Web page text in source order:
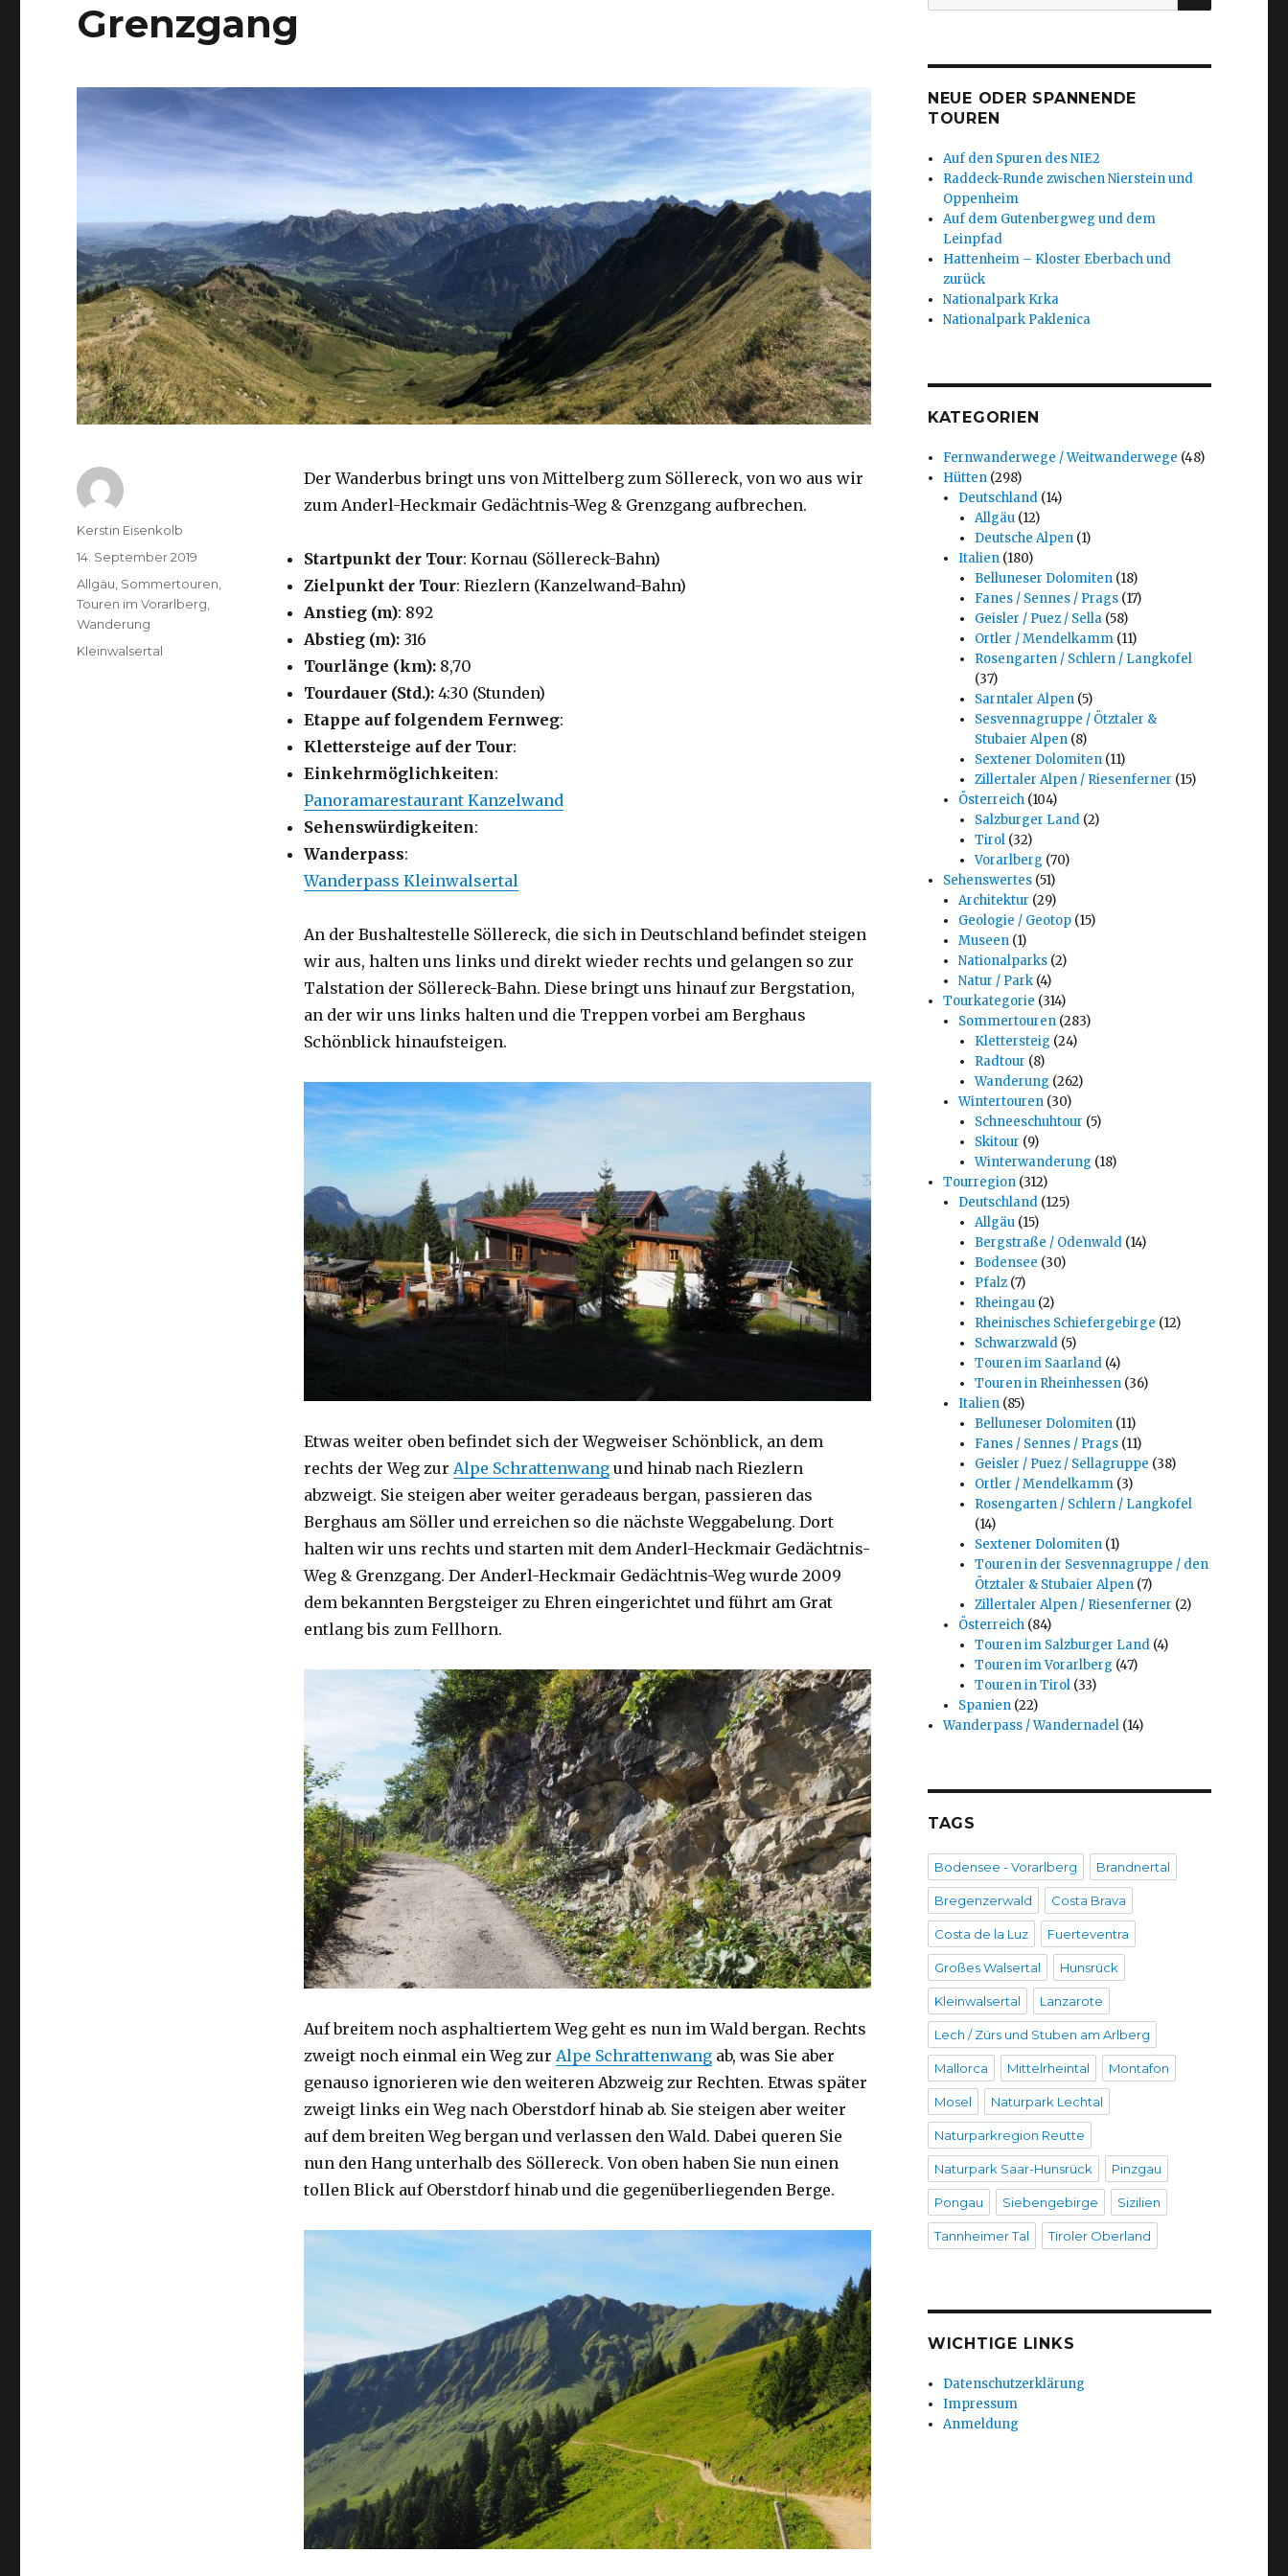
Grenzgang
Der Wanderbus bringt uns von Mittelberg zum Söllereck, von wo aus wir
zum Anderl-Heckmair Gedächtnis-Weg & Grenzgang aufbrechen.
Startpunkt der Tour: Kornau (Söllereck-Bahn)
Zielpunkt der Tour: Riezlern (Kanzelwand-Bahn)
Anstieg (m): 892
Abstieg (m):316
Tourlänge (km): 8,70
Tourdauer (Std.):4:30 (Stunden)
Etappe auf folgendem Fernweg:
Klettersteige auf der Tour:
Einkehrmöglichkeiten:
Panoramarestaurant Kanzelwand
Sehenswürdigkeiten:
Wanderpass:
Wanderpass Kleinwalsertal
An der Bushaltestelle Söllereck, die sich in Deutschland befindet steigen
wir aus, halten uns links und direkt wieder rechts und gelangen so zur
Talstation der Söllereck-Bahn. Diese bringt uns hinauf zur Bergstation,
an der wir uns links halten und die Treppen vorbei am Berghaus
Schönblick hinaufsteigen.
Etwas weiter oben befindet sich der Wegweiser Schönblick, an dem
rechts der Weg zur Alpe Schrattenwangund hinab nach Riezlern
abzweigt. Sie steigen aber weiter geradeaus bergan, passieren das
Berghaus am Söller und erreichen so die nächste Weggabelung. Dort
halten wir uns rechts und starten mit dem Anderl-Heckmair Gedächtnis-
Weg & Grenzgang. Der Anderl-Heckmair Gedächtnis-Weg wurde 2009
dem bekannten Bergsteiger zu Ehren eingerichtet und führt am Grat
entlang bis zum Fellhorn.
Auf breitem noch asphaltiertem Weg geht es nun im Wald bergan. Rechts
zweigt noch einmal ein Weg zur Alpe Schrattenwangab, was Sie aber
genauso ignorieren wie den weiteren Abzweig zur Rechten. Etwas später
zweigt links ein Weg nach Oberstdorf hinab ab. Sie steigen aber weiter
auf dem breiten Weg bergan und verlassen den Wald. Dabei queren Sie
nun den Hang unterhalb des Söllereck. Von oben haben Sie nun einen
tollen Blick auf Oberstdorf hinab und die gegenüberliegenden Berge.
Autor
Kerstin Eisenkolb
Veröffentlicht
am
14. September 2019
Kategorien
Allgäu Sommertouren
Touren im Vorarlberg
Wanderung
Schlagwörter
Kleinwalsertal
nach:
NEUE ODER SPANNENDE
TOUREN
Auf den Spuren des NIE2
Raddeck-Runde zwischen Nierstein und
Oppenheim
Auf dem Gutenbergweg und dem
Leinpfad
Hattenheim – Kloster Eberbach und
zurück
Nationalpark Krka
Nationalpark Paklenica
KATEGORIEN
Fernwanderwege / Weitwanderwege (48)
Hütten (298)
Deutschland (14)
Allgäu(12)
Deutsche Alpen(1)
Italien (180)
Belluneser Dolomiten(18)
Fanes / Sennes / Prags(17)
Geisler / Puez / Sella(58)
Ortler / Mendelkamm(11)
Rosengarten / Schlern / Langkofel
(37)
Sarntaler Alpen(5)
Sesvennagruppe / Ötztaler &
Stubaier Alpen(8)
Sextener Dolomiten(11)
Zillertaler Alpen / Riesenferner (15)
Österreich (104)
Salzburger Land(2)
Tirol(32)
Vorarlberg (70)
Sehenswertes (51)
Architektur (29)
Geologie / Geotop (15)
Museen (1)
Nationalparks (2)
Natur / Park (4)
Tourkategorie (314)
Sommertouren (283)
Klettersteig (24)
Radtour (8)
Wanderung (262)
Wintertouren (30)
Schneeschuhtour (5)
Skitour (9)
Winterwanderung (18)
Tourregion (312)
Deutschland (125)
Allgäu(15)
Bergstraße / Odenwald(14)
Bodensee (30)
Pfalz(7)
Rheingau(2)
Rheinisches Schiefergebirge (12)
Schwarzwald(5)
Touren im Saarland(4)
Touren in Rheinhessen(36)
Italien (85)
Belluneser Dolomiten(11)
Fanes / Sennes / Prags(11)
Geisler / Puez / Sellagruppe (38)
Ortler / Mendelkamm(3)
Rosengarten / Schlern / Langkofel
(14)
Sextener Dolomiten(1)
Touren in der Sesvennagruppe / den
Ötztaler & Stubaier Alpen(7)
Zillertaler Alpen / Riesenferner (2)
Österreich (84)
Touren im Salzburger Land(4)
Touren im Vorarlberg (47)
Touren in Tirol(33)
Spanien (22)
Wanderpass / Wandernadel (14)
TAGS
Bodensee - Vorarlberg Brandnertal
Bregenzerwald Costa Brava
Costa de la Luz Fuerteventra
Großes Walsertal Hunsrück
Kleinwalsertal Lanzarote
Lech / Zürs und Stuben am Arlberg
Mallorca Mittelrheintal Montafon
Mosel Naturpark Lechtal
Naturparkregion Reutte
Naturpark Saar-Hunsrück Pinzgau
Pongau Siebengebirge Sizilien
Tannheimer Tal Tiroler Oberland
WICHTIGE LINKS
Datenschutzerklärung
Impressum
Anmeldung